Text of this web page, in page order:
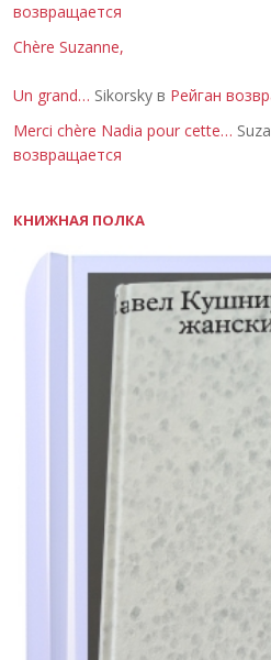
возвращается
Chère Suzanne,
Un grand… Sikorsky в Рейган
Merci chère Nadia pour cette…
возвращается
КНИЖНАЯ ПОЛКА